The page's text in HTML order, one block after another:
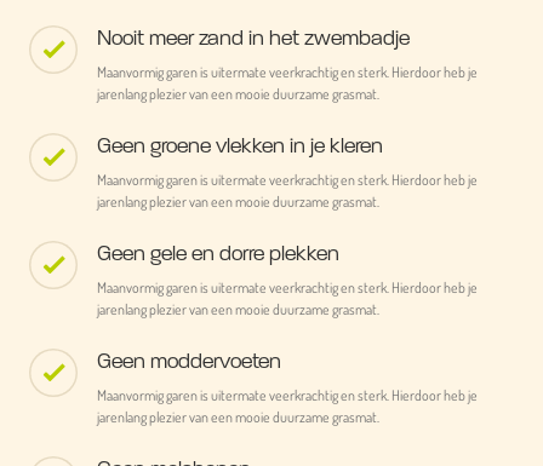
Nooit meer zand in het zwembadje
Maanvormig garen is uitermate veerkrachtig en sterk. Hierdoor heb je
jarenlang plezier van een mooie duurzame grasmat.
Geen groene vlekken in je kleren
Maanvormig garen is uitermate veerkrachtig en sterk. Hierdoor heb je
jarenlang plezier van een mooie duurzame grasmat.
Geen gele en dorre plekken
Maanvormig garen is uitermate veerkrachtig en sterk. Hierdoor heb je
jarenlang plezier van een mooie duurzame grasmat.
Geen moddervoeten
Maanvormig garen is uitermate veerkrachtig en sterk. Hierdoor heb je
jarenlang plezier van een mooie duurzame grasmat.